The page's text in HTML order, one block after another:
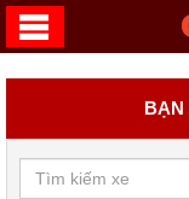
BẠN